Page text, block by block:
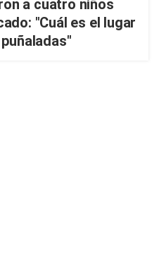
a cuatro niños
"Cuál es el lugar